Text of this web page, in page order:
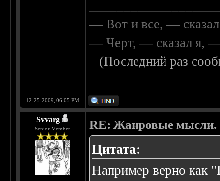
— Вот и все, —
— Черт, — сказал я, —
(Последний раз
12-25-2009, 06:05 PM
Svvarg
Senior Member RE: Жанровые мысли.
Цитата:
Например верно как